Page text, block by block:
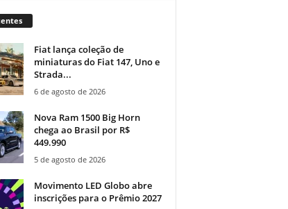
Fiat lança coleção de
miniaturas do Fiat 147, Uno e
Strada...
6 de agosto de 2026
Nova Ram 1500 Big Horn
chega ao Brasil por R$
449.990
5 de agosto de 2026
Movimento LED Globo abre
inscrições para o Prêmio 2027